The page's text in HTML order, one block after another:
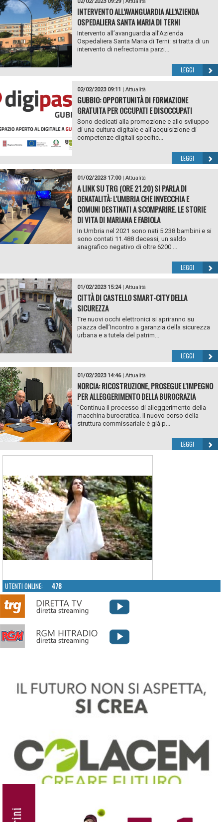
INTERVENTO ALL’AVANGUARDIA ALL’AZIENDA
OSPEDALIERA SANTA MARIA DI TERNI
Intervento all’avanguardia all’Azienda
Ospedaliera Santa Maria di Terni: si tratta di un
intervento di nefrectomia parzi...
LEGGI
02/02/2023 09:11 | Attualità
GUBBIO: OPPORTUNITÀ DI FORMAZIONE
GRATUITA PER OCCUPATI E DISOCCUPATI
Sono dedicati alla promozione e allo sviluppo
di una cultura digitale e all’acquisizione di
competenze digitali specific...
LEGGI
01/02/2023 17:00| Attualità
A LINK SU TRG (ORE 21.20) SI PARLA DI
DENATALITÀ: L'UMBRIA CHE INVECCHIA E
COMUNI DESTINATI A SCOMPARIRE. LE STORIE
DI VITA DI MARIANA E FABIOLA
In Umbria nel 2021 sono nati 5.238 bambini e si
sono contati 11.488 decessi, un saldo
anagrafico negativo di oltre 6200 ...
LEGGI
01/02/2023 15:24| Attualità
CITTÀ DI CASTELLO SMART-CITY DELLA
SICUREZZA
Tre nuovi occhi elettronici si apriranno su
piazza dell’Incontro a garanzia della sicurezza
urbana e a tutela del patrim...
LEGGI
01/02/2023 14:46| Attualità
NORCIA: RICOSTRUZIONE, PROSEGUE L'IMPEGNO
PER ALLEGGERIMENTO DELLA BUROCRAZIA
"Continua il processo di alleggerimento della
macchina burocratica. Il nuovo corso della
struttura commissariale è già p...
LEGGI
UTENTI ONLINE: 478